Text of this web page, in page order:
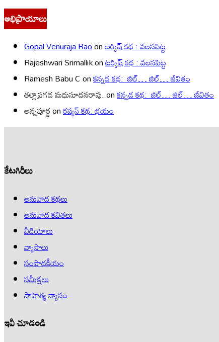
అభిప్రాయాలు
Gopal Venuraja Raoonటర్కిష్ కథ : వలసపిట్ట
Rajeshwari Srimallikonటర్కిష్ కథ : వలసపిట్ట
Ramesh Babu Conకన్నడ కథ: జిల్… జిల్… జీవితం
తల్లాప్రగడ మధుసూదనరావు.onకన్నడ కథ: జిల్… జిల్… జీవితం
అన్నపూర్ణonరష్యన్ కథ: భయం
కేటగిరీలు
అనువాద కథలు
అనువాద కవితలు
వీడియోలు
వ్యాసాలు
సంపాదకీయం
సమీక్షలు
సాహిత్య వ్యాసం
ఇవీ చూడండి